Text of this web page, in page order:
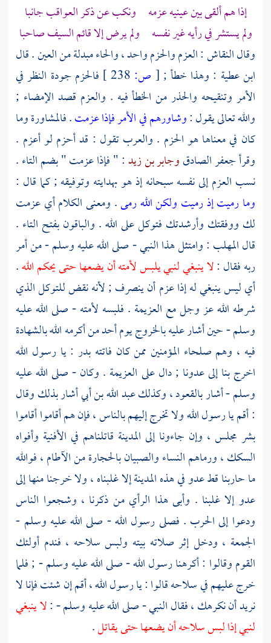
إذا هم ألقى بين عينيه عزمه ونكب عن ذكر العواقب جانبا
ولم يستشر في رأيه غير نفسه ولم يرض إلا قائم السيف صاحبا
وقالالنقاش: العزم والحزم واحد ، والحاء مبدلة من العين . قال
ابن عطية : وهذا خطأ ; [ ص:
فالحزم جودة النظر في
الأمر وتنقيحه والحذر من الخطأ فيه . والعزم قصد الإمضاء ;
والله تعالى يقول :وشاورهم في الأمر فإذا عزمت. فالمشاورة وما
كان في معناها هو الحزم . والعرب تقول : قد أحزم لو أعزم .
وقرأجعفر الصادقوجابر بن زيد: " فإذا عزمت " بضم التاء .
نسب العزم إلى نفسه سبحانه إذ هو بهدايته وتوفيقه ; كما قال :
وما رميت إذ رميت ولكن الله رمى. ومعنى الكلام أي عزمت
لك ووفقتك وأرشدتك فتوكل على الله . والباقون بفتح التاء .
قالالمهلب : وامتثل هذا النبي - صلى الله عليه وسلم - من أمر
ربه فقال :لا ينبغي لنبي يلبس لأمته أن يضعها حتى يحكم الله.
أي ليس ينبغي له إذا عزم أن ينصرف ; لأنه نقض للتوكل الذي
شرطه الله عز وجل مع العزيمة . فلبسه لأمته - صلى الله عليه
وسلم - حين أشار عليه بالخروج يومأحدمن أكرمه الله بالشهادة
فيه ، وهم صلحاء المؤمنين ممن كان فاتته بدر : يا رسول الله
اخرج بنا إلى عدونا ; دال على العزيمة . وكان - صلى الله عليه
وسلم - أشار بالقعود ، وكذلكعبد الله بن أبيأشار بذلك وقال
: أقم يا رسول الله ولا تخرج إليهم بالناس ، فإن هم أقاموا أقاموا
بشر مجلس ، وإن جاءونا إلى المدينة قاتلناهم في الأفنية وأفواه
السكك ، ورماهم النساء والصبيان بالحجارة من الآطام ، فوالله
ما حاربنا قط عدو في هذهالمدينةإلا غلبناه ، ولا خرجنا منها إلى
عدو إلا غلبنا . وأبى هذا الرأي من ذكرنا ، وشجعوا الناس
ودعوا إلى الحرب . فصلى رسول الله - صلى الله عليه وسلم -
الجمعة ، ودخل إثر صلاته بيته ولبس سلاحه ، فندم أولئك
القوم وقالوا : أكرهنا رسول الله - صلى الله عليه وسلم - ; فلما
خرج عليهم في سلاحه قالوا : يا رسول الله ، أقم إن شئت فإنا لا
نريد أن نكرهك ، فقال النبي - صلى الله عليه وسلم - :لا ينبغي
لنبي إذا لبس سلاحه أن يضعها حتى يقاتل.